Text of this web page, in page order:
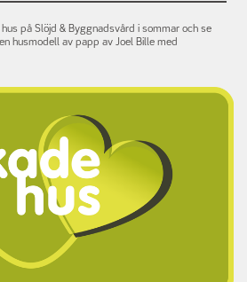
på Slöjd & Byggnadsvård i sommar och se
husmodell av papp av Joel Bille med